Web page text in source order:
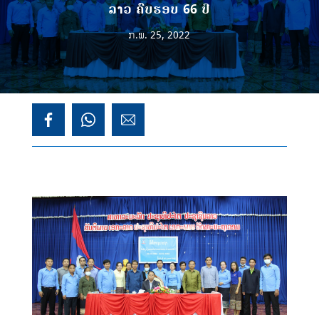
ລາວ ຄົບຮອບ 66 ປີ
ກ.ພ. 25, 2022